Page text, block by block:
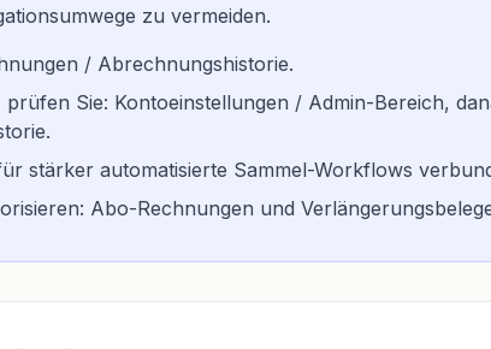
zu vermeiden.
/ Abrechnungshistorie.
Sie: Kontoeinstellungen / Admin-Bereich,
stärker automatisierte Sammel-Workflows
Abo-Rechnungen und